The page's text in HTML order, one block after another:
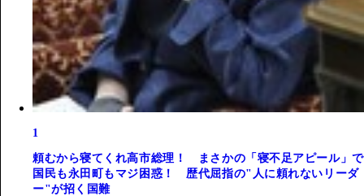
1
頼むから寝てくれ高市総理！ まさかの「寝不足アピール」で
国民も永田町もマジ困惑！ 歴代屈指の"人に頼れないリーダ
ー"が招く国難